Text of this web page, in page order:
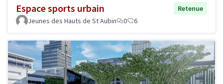
Espace sports urbain
Retenue
Jeunes des Hauts de St Aubin
0 6